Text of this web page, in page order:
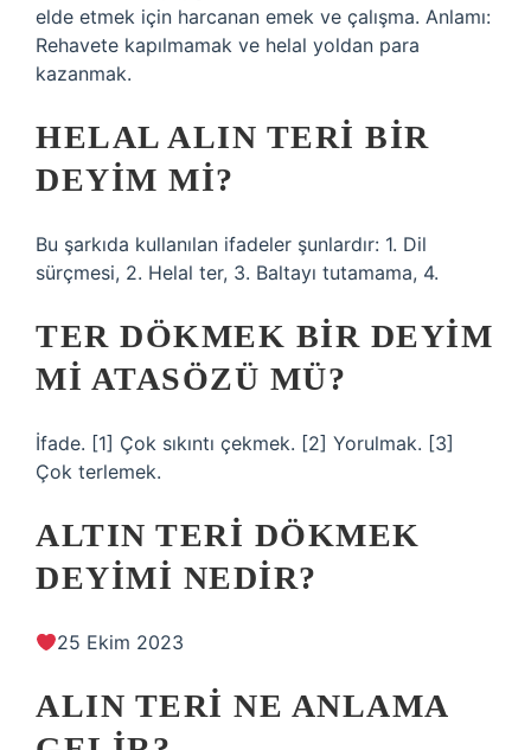
elde etmek için harcanan emek ve çalışma. Anlamı:
Rehavete kapılmamak ve helal yoldan para
kazanmak.
HELAL ALIN TERI BIR
DEYIM MI?
Bu şarkıda kullanılan ifadeler şunlardır: 1. Dil
sürçmesi, 2. Helal ter, 3. Baltayı tutamama, 4.
TER DÖKMEK BIR DEYIM
MI ATASÖZÜ MÜ?
İfade. [1] Çok sıkıntı çekmek. [2] Yorulmak. [3]
Çok terlemek.
ALTIN TERI DÖKMEK
DEYIMI NEDIR?
25 Ekim 2023
ALIN TERI NE ANLAMA